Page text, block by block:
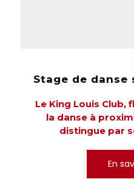
Stage de danse
Le King Louis Club,
la danse à
distingue par
En